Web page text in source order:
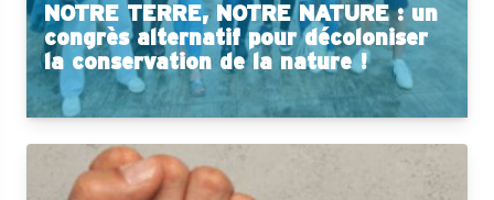
NOTRE TERRE, NOTRE NATURE : un
congrès alternatif pour décoloniser
la conservation de la nature !